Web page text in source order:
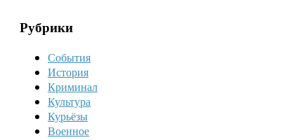
Рубрики
События
История
Криминал
Культура
Курьёзы
Военное